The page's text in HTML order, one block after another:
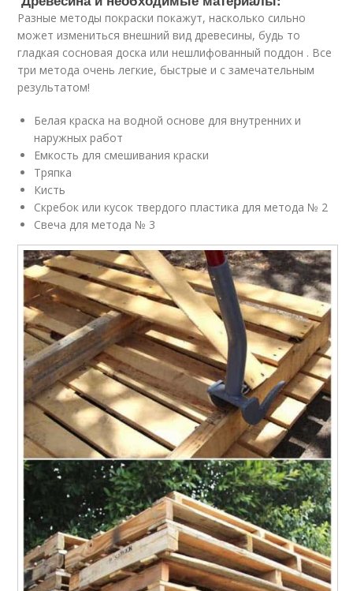
Разные методы покраски покажут, насколько сильно
может измениться внешний вид древесины, будь то
гладкая сосновая доска или нешлифованный поддон . Все
три метода очень легкие, быстрые и с замечательным
результатом!
Белая краска на водной основе для внутренних и
наружных работ
Емкость для смешивания краски
Тряпка
Кисть
Скребок или кусок твердого пластика для метода № 2
Свеча для метода № 3